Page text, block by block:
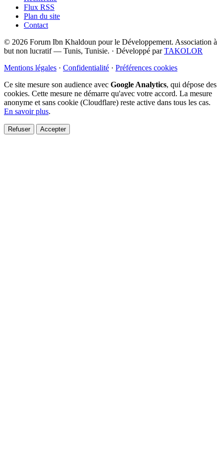
Flux RSS
Plan du site
Contact
© 2026 Forum Ibn Khaldoun pour le Développement. Association à
but non lucratif — Tunis, Tunisie. · Développé parTAKOLOR
Mentions légales · Confidentialité · Préférences cookies
Ce site mesure son audience avec Google Analytics, qui dépose des
cookies. Cette mesure ne démarre qu'avec votre accord. La mesure
anonyme et sans cookie (Cloudflare) reste active dans tous les cas.
En savoir plus.
Refuser Accepter